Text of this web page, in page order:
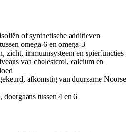
of synthetische additieven
omega-6 en omega-3
zicht, immuunsysteem en spierfuncties
van cholesterol, calcium en
afkomstig van duurzame Noorse
tussen 4 en 6